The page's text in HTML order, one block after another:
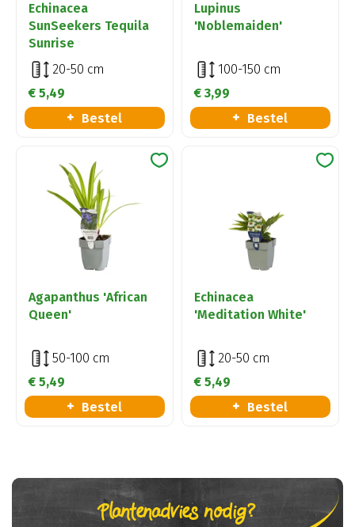
Echinacea
SunSeekers Tequila
Sunrise
20-50 cm
€ 5,49
Bestel
Lupinus
'Noblemaiden'
100-150 cm
€ 3,99
Bestel
Agapanthus 'African
Queen'
50-100 cm
€ 5,49
Bestel
Echinacea
'Meditation White'
20-50 cm
€ 5,49
Bestel
Plantenadvies nodig?